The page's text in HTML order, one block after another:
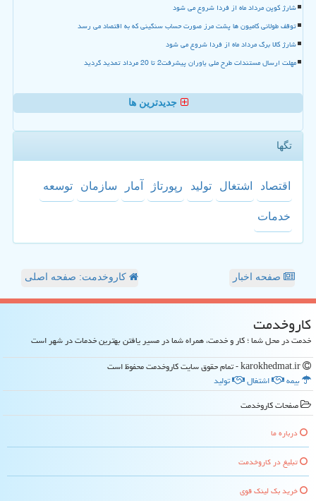
شارژ کوپن مرداد ماه از فردا شروع می شود
توقف طولانی کامیون ها پشت مرز صورت حساب سنگینی که به اقتصاد می رسد
شارژ کالا برگ مرداد ماه از فردا شروع می شود
مهلت ارسال مستندات طرح ملی یاوران پیشرفت2 تا 20 مرداد تمدید گردید
جدیدترین ها
تگها
اقتصاد اشتغال تولید رپورتاژ آمار سازمان توسعه
خدمات
صفحه اخبار کاروخدمت: صفحه اصلی
كاروخدمت
خدمت در محل شما ؛ کار و خدمت، همراه شما در مسیر یافتن بهترین خدمات در شهر است
بیمه
اشتغال
تولید
صفحات كاروخدمت
درباره ما
تبلیغ در كاروخدمت
خرید بک لینک قوی